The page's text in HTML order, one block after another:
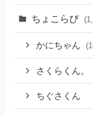
ちょこらび
かにちゃん
さくらくん。
ちぐさくん